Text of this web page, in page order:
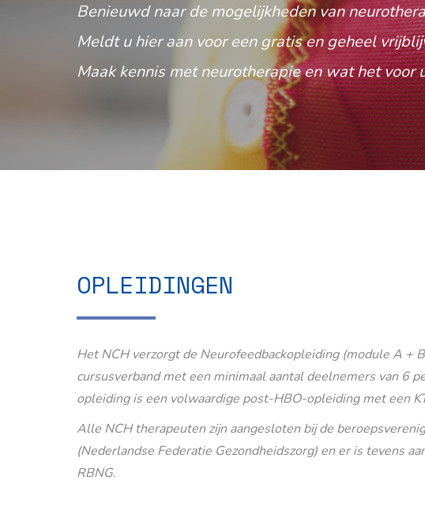
Benieuwd naar de mogelijkheden van
Meldt u hier aan voor een gratis en geheel
Maak kennis met neurotherapie en wat het voor
OPLEIDINGEN
Het NCH verzorgt de Neurofeedbackopleiding (module A +
cursusverband met een minimaal aantal deelnemers van 6
opleiding is een volwaardige post-HBO-opleiding met een
Alle NCH therapeuten zijn aangesloten bij de
(Nederlandse Federatie Gezondheidszorg) en er is tevens
RBNG.